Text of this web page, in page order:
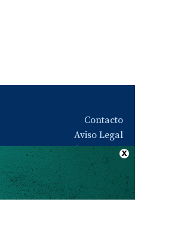
Contacto
Aviso Legal
Quiénes somos
Política de privacidad